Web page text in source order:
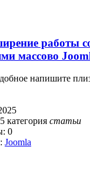
работы
массово
напишите
категория статьи
0
Joomla